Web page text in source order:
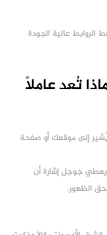
عالية الجودة
تُعد عاملًا
إلى موقعك أو صفحة
جوجل إشارة أن
الظهور.